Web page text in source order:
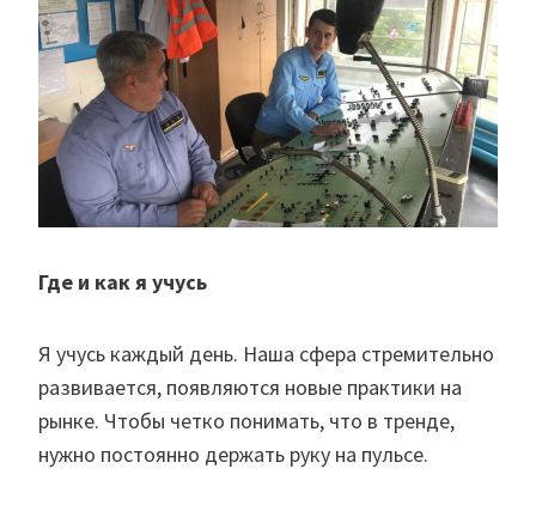
Где и как я учусь
Я учусь каждый день. Наша сфера стремительно
развивается, появляются новые практики на
рынке. Чтобы четко понимать, что в тренде,
нужно постоянно держать руку на пульсе.